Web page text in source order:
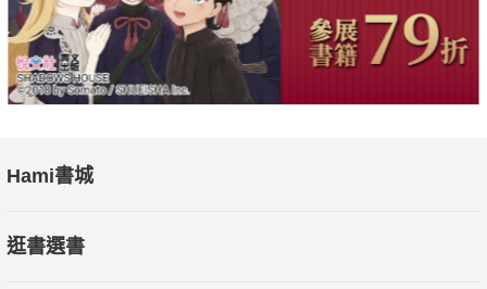
Hami書城
逛書選書